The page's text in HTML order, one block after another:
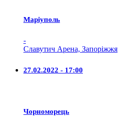
Маріуполь
-
Славутич Арена, Запоріжжя
27.02.2022 - 17:00
Чорноморець